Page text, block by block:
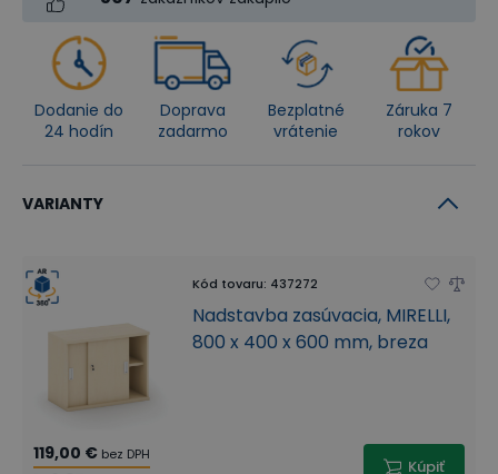
Dodanie do
24 hodín
Doprava
zadarmo
Bezplatné
vrátenie
Záruka 7
rokov
VARIANTY
Kód tovaru: 437272
Nadstavba zasúvacia, MIRELLI,
800 x 400 x 600 mm, breza
119,00 € bez DPH
Kúpiť